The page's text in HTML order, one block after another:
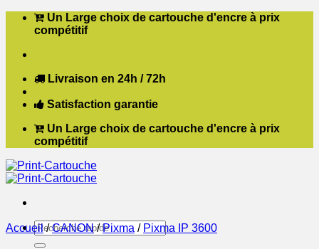
Passer Un Large choix de cartouche d'encre à prix
compétitif
Livraison en 24h / 72h
Satisfaction garantie
Un Large choix de cartouche d'encre à prix
compétitif
Recherche
pour :
Accueil / CANON / Pixma / Pixma IP 3600